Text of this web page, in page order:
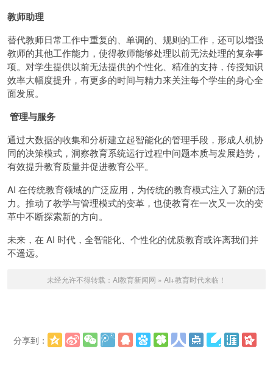
教师助理
替代教师日常工作中重复的、单调的、规则的工作，还可以增强
教师的其他工作能力，使得教师能够处理以前无法处理的复杂事
项。对学生提供以前无法提供的个性化、精准的支持，传授知识
效率大幅度提升，有更多的时间与精力来关注每个学生的身心全
面发展。
管理与服务
通过大数据的收集和分析建立起智能化的管理手段，形成人机协
同的决策模式，洞察教育系统运行过程中问题本质与发展趋势，
有效提升教育质量并促进教育公平。
AI 在传统教育领域的广泛应用，为传统的教育模式注入了新的活
力。推动了教学与管理模式的变革，也使教育在一次又一次的变
革中不断探索新的方向。
未来，在 AI 时代，全智能化、个性化的优质教育或许离我们并
不遥远。
未经允许不得转载： AI教育新闻网 » AI+教育时代来临！
分享到：